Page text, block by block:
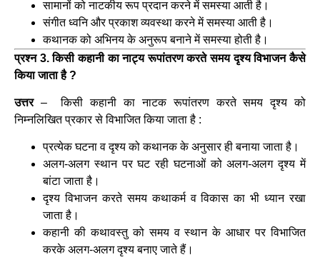
सामानों को नाटकीय रूप प्रदान करने में समस्या आती है।
संगीत ध्वनि और प्रकाश व्यवस्था करने में समस्या आती है।
कथानक को अभिनय के अनुरूप बनाने में समस्या होती है।
प्रश्न 3. किसी कहानी का नाट्य रूपांतरण करते समय दृश्य विभाजन कैसे
किया जाता है ?
उत्तर– किसी कहानी का नाटक रूपांतरण करते समय दृश्य को
निम्नलिखित प्रकार से विभाजित किया जाता है :
प्रत्येक घटना व दृश्य को कथानक के अनुसार ही बनाया जाता है।
अलग-अलग स्थान पर घट रही घटनाओं को अलग-अलग दृश्य में
बांटा जाता है।
दृश्य विभाजन करते समय कथाकर्म व विकास का भी ध्यान रखा
जाता है।
कहानी की कथावस्तु को समय व स्थान के आधार पर विभाजित
करके अलग-अलग दृश्य बनाए जाते हैं।